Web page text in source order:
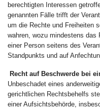
berechtigten Interessen
genannten Fälle trifft der
um die Rechte und Freiheiten
wahren, wozu mindestens das
einer Person seitens des
Standpunkts und auf
Recht auf Beschwerde bei
Unbeschadet eines
gerichtlichen Rechtsbehelfs
einer Aufsichtsbehörde,